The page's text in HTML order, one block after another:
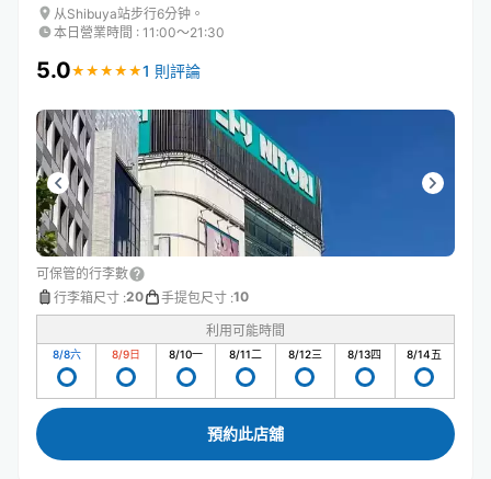
从Shibuya站步行6分钟。
本日營業時間 : 11:00〜21:30
5.0★ ★ ★ ★ ★
★ ★ ★ ★ ★1 則評論
可保管的行李數
行李箱尺寸 :20 手提包尺寸 :10
利用可能時間
8/8六 8/9日 8/10一 8/11二 8/12三 8/13四 8/14五
預約此店舖